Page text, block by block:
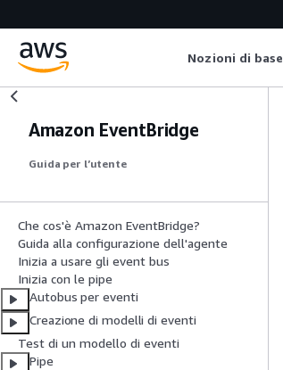
Nozioni di base
Amazon EventBridge
Guida per l’utente
Che cos'è Amazon EventBridge?
Guida alla configurazione dell'agente
Inizia a usare gli event bus
Inizia con le pipe
Autobus per eventi
Creazione di modelli di eventi
Test di un modello di eventi
Pipe